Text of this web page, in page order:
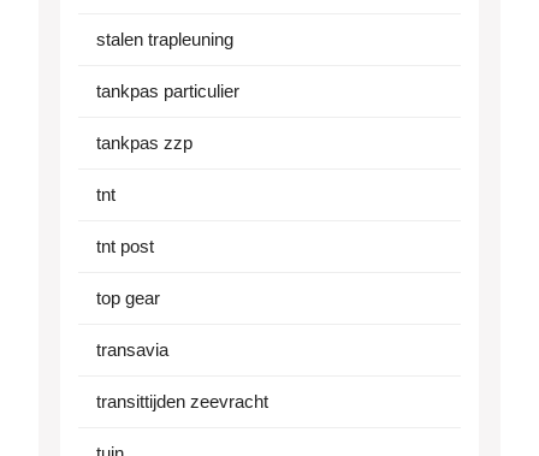
stalen trapleuning
tankpas particulier
tankpas zzp
tnt
tnt post
top gear
transavia
transittijden zeevracht